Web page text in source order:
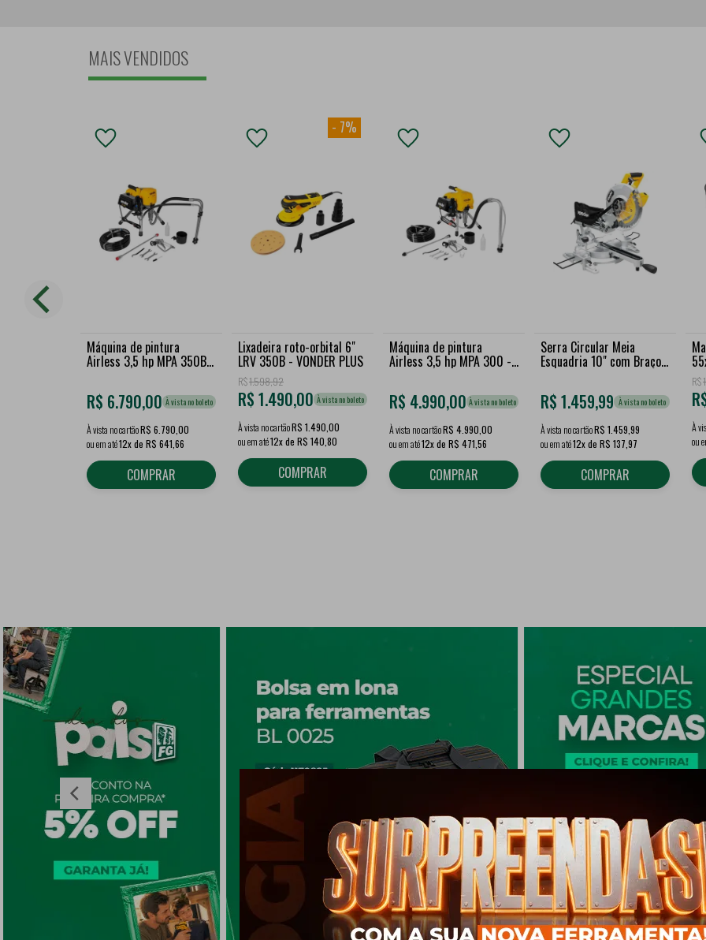
MAIS VENDIDOS
Máquina de pintura
Airless 3,5 hp MPA 350B -
R$ 6.790,00 À vista no boleto
À vista no cartãoR$ 6.790,00
ou em até12x de R$ 641,66
COMPRAR
- 7%
Lixadeira roto-orbital 6"
LRV 350B - VONDER PLUS
R$1.598,92
R$ 1.490,00 À vista no boleto
À vista no cartãoR$ 1.490,00
ou em até12x de R$ 140,80
COMPRAR
Máquina de pintura
Airless 3,5 hp MPA 300 -
R$ 4.990,00 À vista no boleto
À vista no cartãoR$ 4.990,00
ou em até12x de R$ 471,56
COMPRAR
Serra Circular Meia
Esquadria 10" com Braço
R$ 1.459,99 À vista no boleto
À vista no cartãoR$ 1.459,99
ou em até12x de R$ 137,97
COMPRAR
R$
À
ou